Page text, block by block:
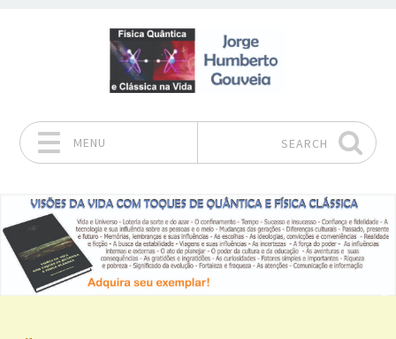
MENU SEARCH